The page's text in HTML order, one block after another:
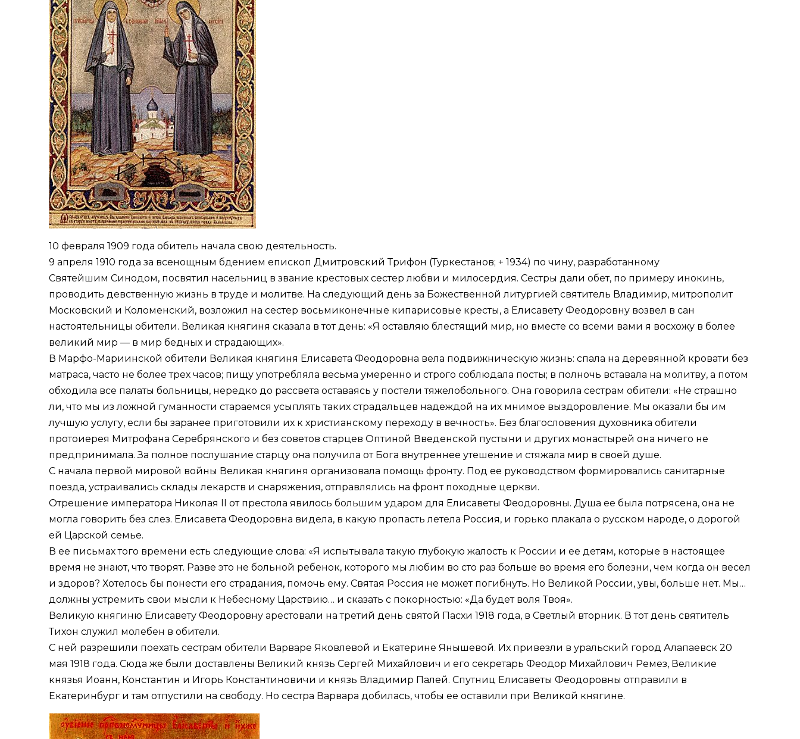
10 февраля 1909 года обитель начала свою деятельность.
9 апреля 1910 года за всенощным бдением епископ Дмитровский Трифон (Туркестанов; + 1934) по чину, разработанному
Святейшим Синодом, посвятил насельниц в звание крестовых сестер любви и милосердия. Сестры дали обет, по примеру инокинь,
проводить девственную жизнь в труде и молитве. На следующий день за Божественной литургией святитель Владимир, митрополит
Московский и Коломенский, возложил на сестер восьмиконечные кипарисовые кресты, а Елисавету Феодоровну возвел в сан
настоятельницы обители. Великая княгиня сказала в тот день: «Я оставляю блестящий мир, но вместе со всеми вами я восхожу в более
великий мир — в мир бедных и страдающих».
В Марфо-Мариинской обители Великая княгиня Елисавета Феодоровна вела подвижническую жизнь: спала на деревянной кровати без
матраса, часто не более трех часов; пищу употребляла весьма умеренно и строго соблюдала посты; в полночь вставала на молитву, а потом
обходила все палаты больницы, нередко до рассвета оставаясь у постели тяжелобольного. Она говорила сестрам обители: «Не страшно
ли, что мы из ложной гуманности стараемся усыплять таких страдальцев надеждой на их мнимое выздоровление. Мы оказали бы им
лучшую услугу, если бы заранее приготовили их к христианскому переходу в вечность». Без благословения духовника обители
протоиерея Митрофана Серебрянского и без советов старцев Оптиной Введенской пустыни и других монастырей она ничего не
предпринимала. За полное послушание старцу она получила от Бога внутреннее утешение и стяжала мир в своей душе.
С начала первой мировой войны Великая княгиня организовала помощь фронту. Под ее руководством формировались санитарные
поезда, устраивались склады лекарств и снаряжения, отправлялись на фронт походные церкви.
Отрешение императора Николая II от престола явилось большим ударом для Елисаветы Феодоровны. Душа ее была потрясена, она не
могла говорить без слез. Елисавета Феодоровна видела, в какую пропасть летела Россия, и горько плакала о русском народе, о дорогой
ей Царской семье.
В ее письмах того времени есть следующие слова: «Я испытывала такую глубокую жалость к России и ее детям, которые в настоящее
время не знают, что творят. Разве это не больной ребенок, которого мы любим во сто раз больше во время его болезни, чем когда он весел
и здоров? Хотелось бы понести его страдания, помочь ему. Святая Россия не может погибнуть. Но Великой России, увы, больше нет. Мы…
должны устремить свои мысли к Небесному Царствию… и сказать с покорностью: «Да будет воля Твоя».
Великую княгиню Елисавету Феодоровну арестовали на третий день святой Пасхи 1918 года, в Светлый вторник. В тот день святитель
Тихон служил молебен в обители.
С ней разрешили поехать сестрам обители Варваре Яковлевой и Екатерине Янышевой. Их привезли в уральский город Алапаевск 20
мая 1918 года. Сюда же были доставлены Великий князь Сергей Михайлович и его секретарь Феодор Михайлович Ремез, Великие
князья Иоанн, Константин и Игорь Константиновичи и князь Владимир Палей. Спутниц Елисаветы Феодоровны отправили в
Екатеринбург и там отпустили на свободу. Но сестра Варвара добилась, чтобы ее оставили при Великой княгине.